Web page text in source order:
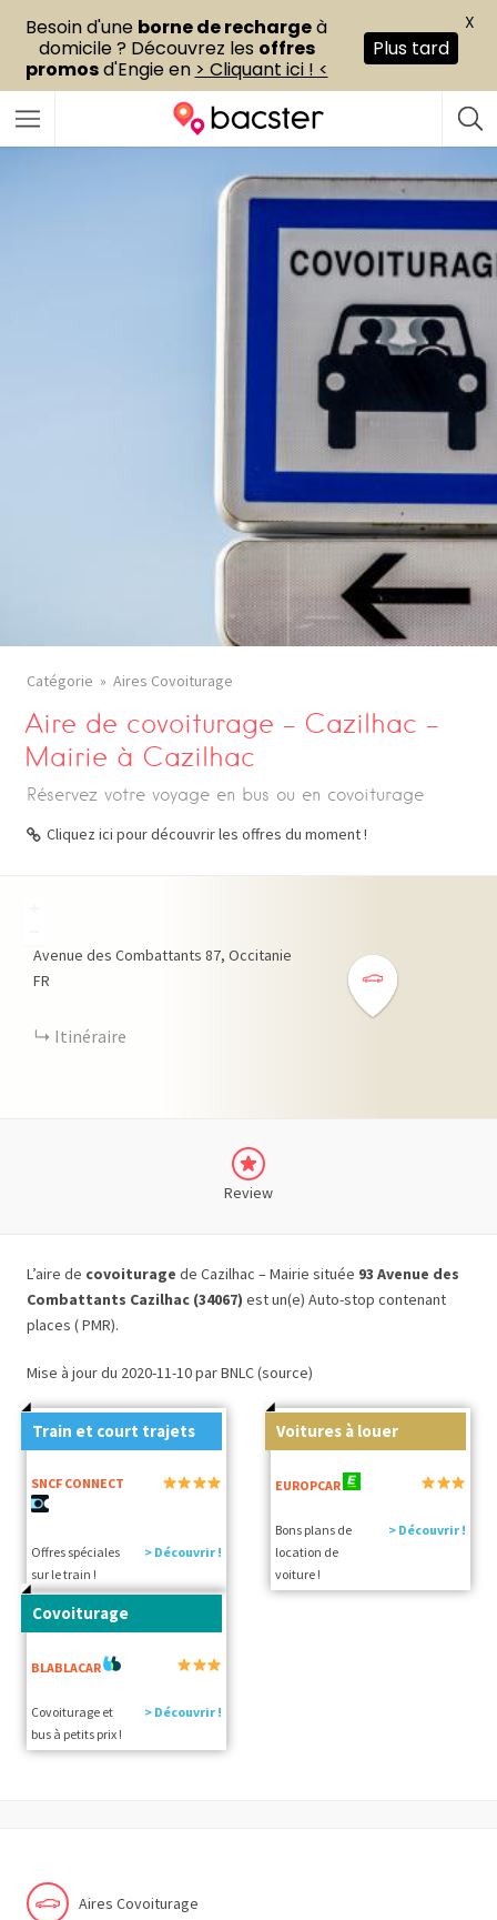
Catégorie Aires Covoiturage
Aire de covoiturage – Cazilhac –
Mairie à Cazilhac
Réservez votre voyage en bus ou en covoiturage
Cliquez ici pour découvrir les offres du moment !
Avenue des Combattants 87 Occitanie
FR
Itinéraire
Review
L’aire de covoiturage de Cazilhac – Mairie située 93 Avenue des
Combattants Cazilhac (34067) est un(e) Auto-stop contenant
places ( PMR).
Mise à jour du 2020-11-10 par BNLC (source)
Train et court trajets
SNCF CONNECT
Offres spéciales
sur le train !
> Découvrir !
Voitures à louer
EUROPCAR
Bons plans de
location de
voiture !
> Découvrir !
Covoiturage
BLABLACAR
Covoiturage et
bus à petits prix !
> Découvrir !
Aires Covoiturage
Besoin d'une borne de rechargeà
domicile ? Découvrez les offres
promosd'Engie en > Cliquant ici ! <
Plus tard
X